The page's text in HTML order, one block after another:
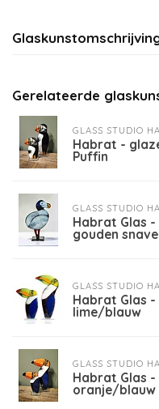
Gerelateerde
GLASS STUDIO
Habrat -
Puffin
GLASS STUDIO
Habrat Glas
gouden
GLASS STUDIO
Habrat Glas -
lime/blauw
GLASS STUDIO
Habrat Glas -
oranje/blauw